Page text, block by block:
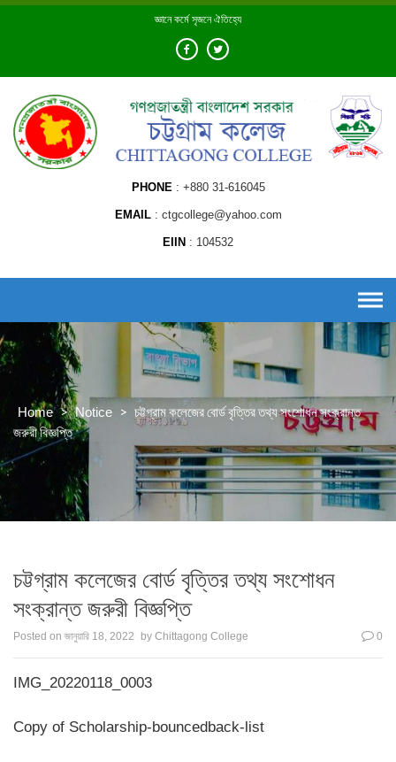
Skip
জ্ঞানে কর্মে সৃজনে ঐতিহ্যে
PHONE +880 31-616045
EMAIL ctgcollege@yahoo.com
EIIN 104532
Home > Notice > চট্টগ্রাম কলেজের বোর্ড বৃত্তির তথ্য সংশোধন সংক্রান্ত
জরুরী বিজ্ঞপ্তি
চট্টগ্রাম কলেজের বোর্ড বৃত্তির তথ্য সংশোধন
সংক্রান্ত জরুরী বিজ্ঞপ্তি
Posted on জানুয়ারি 18, 2022 by Chittagong College 0
IMG_20220118_0003
Copy of Scholarship-bouncedback-list